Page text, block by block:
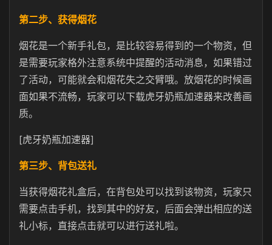
第二步、获得烟花
烟花是一个新手礼包，是比较容易得到的一个物资，但
是需要玩家格外注意系统中提醒的活动消息，如果错过
了活动，可能就会和烟花失之交臂哦。放烟花的时候画
面如果不流畅，玩家可以下载虎牙奶瓶加速器来改善画
质。
[虎牙奶瓶加速器]
第三步、背包送礼
当获得烟花礼盒后，在背包处可以找到该物资，玩家只
需要点击手机，找到其中的好友，后面会弹出相应的送
礼小标，直接点击就可以进行送礼啦。